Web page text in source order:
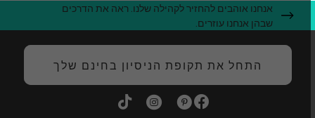
אנחנו אוהבים להחזיר לקהילה שלנו. ראה את הדרכים
שבהן אנחנו עוזרים.
התחל את תקופת הניסיון בחינם שלך